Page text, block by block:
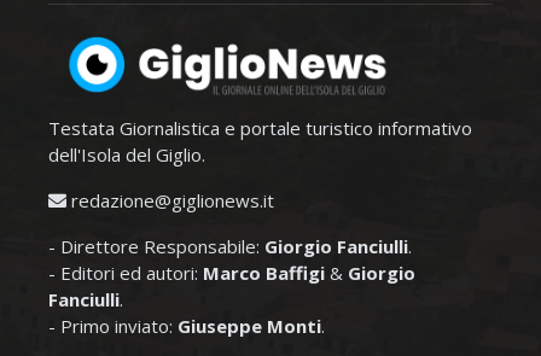
Testata Giornalistica e portale turistico informativo
dell'Isola del Giglio.
redazione@giglionews.it
- Direttore Responsabile: Giorgio Fanciulli.
- Editori ed autori: Marco Baffigi & Giorgio
Fanciulli.
- Primo inviato: Giuseppe Monti.